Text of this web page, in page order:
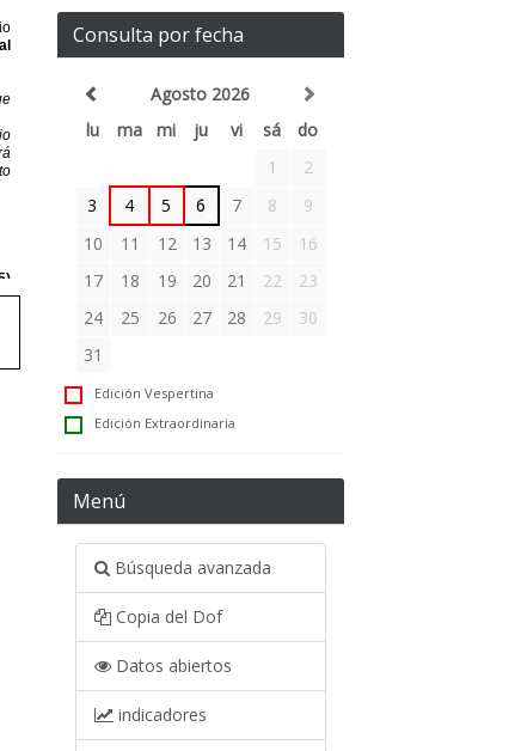
Consulta por fecha
Agosto 2026
lu
ma mi ju vi sá
do
1
2
3
4 5 6 7 8
9
10
11 12 13 14 15
16
17
18 19 20 21 22
23
24
25 26 27 28 29
30
31
Edición Vespertina
Edición Extraordinaria
Menú
Búsqueda avanzada
Copia del Dof
Datos abiertos
indicadores